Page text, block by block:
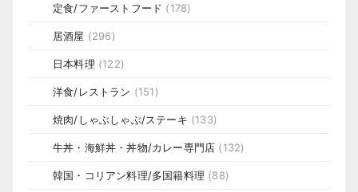
定食/ファーストフード (178)
居酒屋 (296)
日本料理 (122)
洋食/レストラン (151)
焼肉/しゃぶしゃぶ/ステーキ (133)
牛丼・海鮮丼・丼物/カレー専門店 (132)
韓国・コリアン料理/多国籍料理 (88)